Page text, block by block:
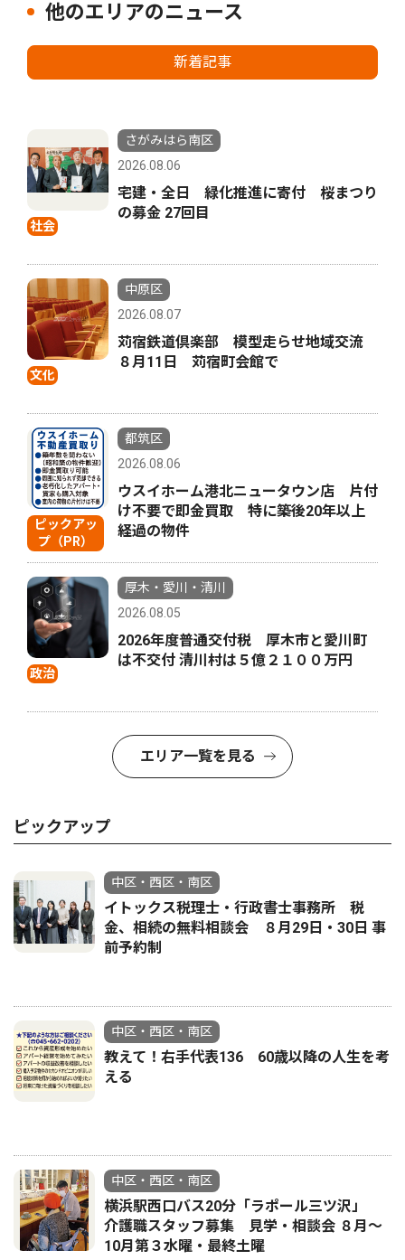
他のエリアのニュース
新着記事
社会
さがみはら南区
2026.08.06
宅建・全日 緑化推進に寄付 桜まつり
の募金 27回目
文化
中原区
2026.08.07
苅宿鉄道倶楽部 模型走らせ地域交流
８月11日 苅宿町会館で
ピックアッ
プ（PR）
都筑区
2026.08.06
ウスイホーム港北ニュータウン店 片付
け不要で即金買取 特に築後20年以上
経過の物件
政治
厚木・愛川・清川
2026.08.05
2026年度普通交付税 厚木市と愛川町
は不交付 清川村は５億２１００万円
エリア一覧を見る
ピックアップ
中区・西区・南区
イトックス税理士・行政書士事務所 税
金、相続の無料相談会 ８月29日・30日 事
前予約制
中区・西区・南区
教えて！右手代表136 60歳以降の人生を考
える
中区・西区・南区
横浜駅西口バス20分「ラポール三ツ沢」
介護職スタッフ募集 見学・相談会 ８月〜
10月第３水曜・最終土曜